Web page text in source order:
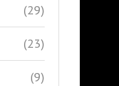
(29)
(23)
(9)